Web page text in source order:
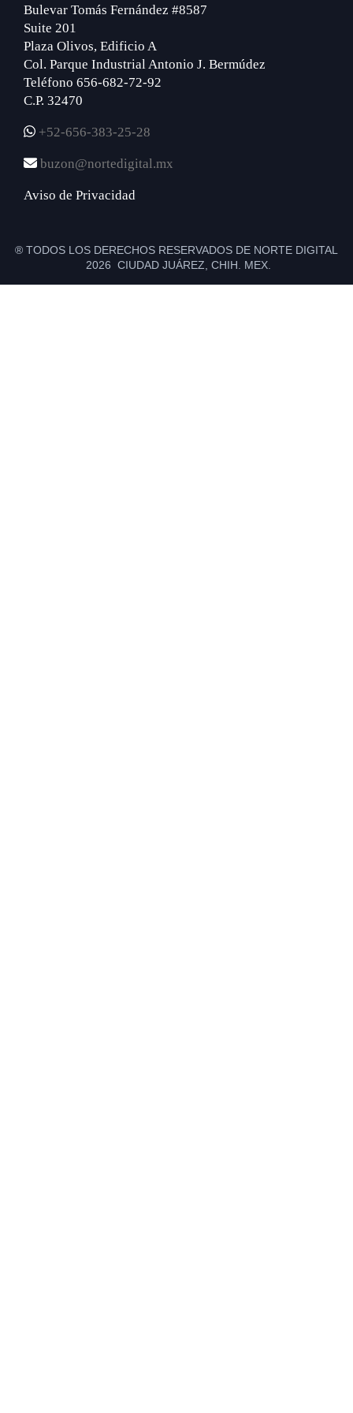
Bulevar Tomás Fernández #8587
Suite 201
Plaza Olivos, Edificio A
Col. Parque Industrial Antonio J. Bermúdez
Teléfono 656-682-72-92
C.P. 32470
+52-656-383-25-28
buzon@nortedigital.mx
Aviso de Privacidad
® TODOS LOS DERECHOS RESERVADOS DE NORTE DIGITAL
2026 CIUDAD JUÁREZ, CHIH. MEX.